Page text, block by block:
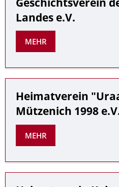
Landes e.V.
MEHR
Heimatverein
Mützenich 1998
MEHR